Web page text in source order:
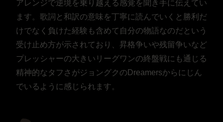
アレンジで逆境を乗り越える感覚を聞き手に伝えてい
ます。歌詞と和訳の意味を丁寧に読んでいくと勝利だ
けでなく負けた経験も含めて自分の物語なのだという
受け止め方が示されており、昇格争いや残留争いなど
プレッシャーの大きいリーグワンの終盤戦にも通じる
精神的なタフさがジョングクのDreamersからにじん
でいるように感じられます。